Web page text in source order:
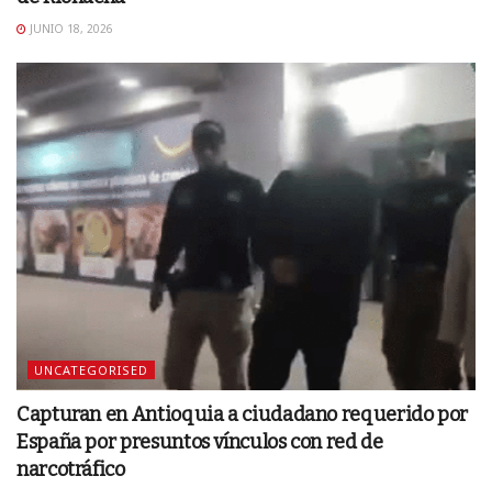
JUNIO 18, 2026
UNCATEGORISED
Capturan en Antioquia a ciudadano requerido por
España por presuntos vínculos con red de
narcotráfico